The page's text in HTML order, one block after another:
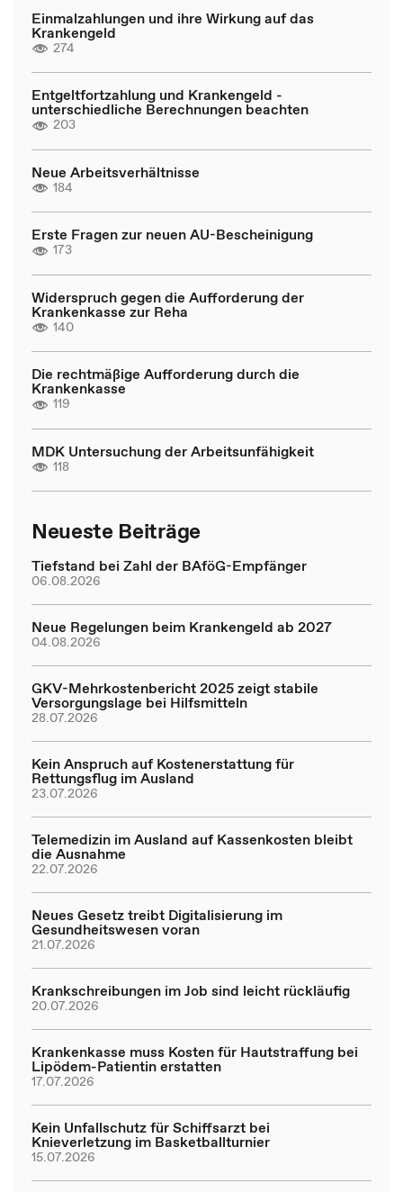
Einmalzahlungen und ihre Wirkung auf das
Krankengeld
274
Entgeltfortzahlung und Krankengeld -
unterschiedliche Berechnungen beachten
203
Neue Arbeitsverhältnisse
184
Erste Fragen zur neuen AU-Bescheinigung
173
Widerspruch gegen die Aufforderung der
Krankenkasse zur Reha
140
Die rechtmäßige Aufforderung durch die
Krankenkasse
119
MDK Untersuchung der Arbeitsunfähigkeit
118
Neueste Beiträge
Tiefstand bei Zahl der BAföG-Empfänger
06.08.2026
Neue Regelungen beim Krankengeld ab 2027
04.08.2026
GKV-Mehrkostenbericht 2025 zeigt stabile
Versorgungslage bei Hilfsmitteln
28.07.2026
Kein Anspruch auf Kostenerstattung für
Rettungsflug im Ausland
23.07.2026
Telemedizin im Ausland auf Kassenkosten bleibt
die Ausnahme
22.07.2026
Neues Gesetz treibt Digitalisierung im
Gesundheitswesen voran
21.07.2026
Krankschreibungen im Job sind leicht rückläufig
20.07.2026
Krankenkasse muss Kosten für Hautstraffung bei
Lipödem-Patientin erstatten
17.07.2026
Kein Unfallschutz für Schiffsarzt bei
Knieverletzung im Basketballturnier
15.07.2026